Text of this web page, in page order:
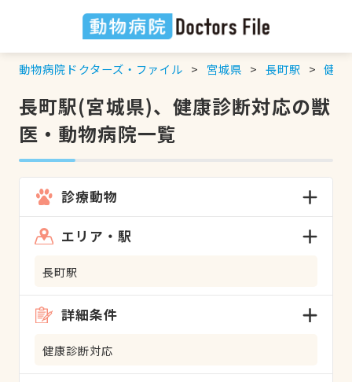
動物病院ドクターズ・ファイル 宮城県 長町駅 健康
長町駅(宮城県)、健康診断対応の獣
医・動物病院一覧
診療動物
エリア・駅
長町駅
詳細条件
健康診断対応